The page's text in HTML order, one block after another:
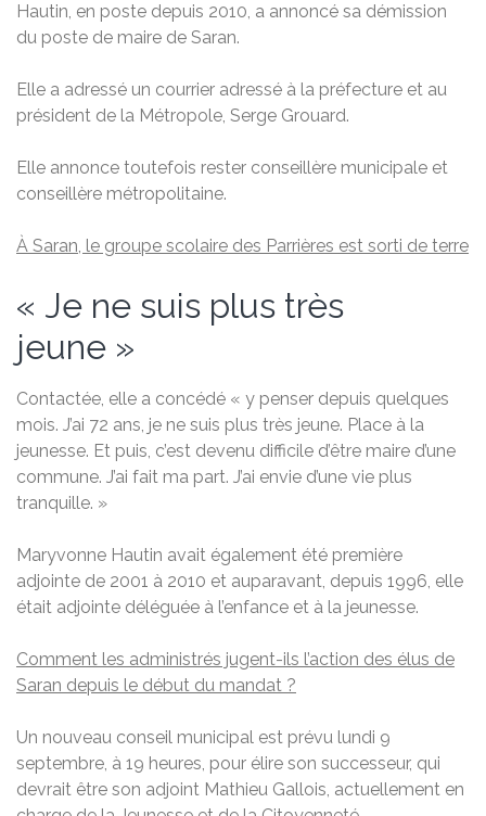
Hautin, en poste depuis 2010, a annoncé sa démission
du poste de maire de Saran.
Elle a adressé un courrier adressé à la préfecture et au
président de la Métropole, Serge Grouard.
Elle annonce toutefois rester conseillère municipale et
conseillère métropolitaine.
À Saran, le groupe scolaire des Parrières est sorti de terre
« Je ne suis plus très
jeune »
Contactée, elle a concédé « y penser depuis quelques
mois. J’ai 72 ans, je ne suis plus très jeune. Place à la
jeunesse. Et puis, c’est devenu difficile d’être maire d’une
commune. J’ai fait ma part. J’ai envie d’une vie plus
tranquille. »
Maryvonne Hautin avait également été première
adjointe de 2001 à 2010 et auparavant, depuis 1996, elle
était adjointe déléguée à l’enfance et à la jeunesse.
Comment les administrés jugent-ils l’action des élus de
Saran depuis le début du mandat ?
Un nouveau conseil municipal est prévu lundi 9
septembre, à 19 heures, pour élire son successeur, qui
devrait être son adjoint Mathieu Gallois, actuellement en